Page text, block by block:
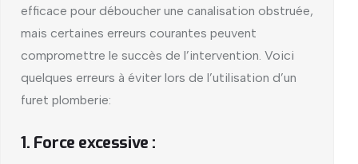
efficace pour déboucher une canalisation obstruée,
mais certaines erreurs courantes peuvent
compromettre le succès de l’intervention. Voici
quelques erreurs à éviter lors de l’utilisation d’un
furet plomberie:
1. Force excessive :